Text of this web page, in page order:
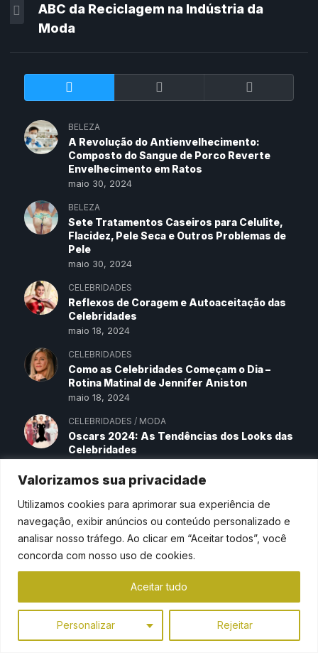
Valorizamos sua privacidade
Utilizamos cookies para aprimorar sua experiência de
navegação, exibir anúncios ou conteúdo personalizado e
analisar nosso tráfego. Ao clicar em “Aceitar todos”, você
concorda com nosso uso de cookies.
Personalizar Rejeitar
Aceitar tudo
ABC da Reciclagem na Indústria da
Moda
BELEZA
A Revolução do Antienvelhecimento:
Composto do Sangue de Porco Reverte
Envelhecimento em Ratos
maio 30, 2024
BELEZA
Sete Tratamentos Caseiros para Celulite,
Flacidez, Pele Seca e Outros Problemas de
Pele
maio 30, 2024
CELEBRIDADES
Reflexos de Coragem e Autoaceitação das
Celebridades
maio 18, 2024
CELEBRIDADES
Como as Celebridades Começam o Dia –
Rotina Matinal de Jennifer Aniston
maio 18, 2024
CELEBRIDADES / MODA
Oscars 2024: As Tendências dos Looks das
Celebridades
DICAS DE MODA SUSTENTÁVEL